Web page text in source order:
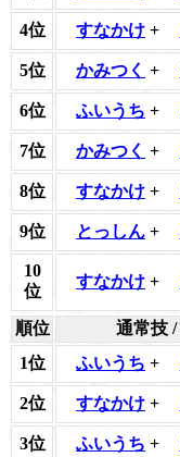
4位 すなかけ +
5位 かみつく +
6位 ふいうち +
7位 かみつく +
8位 すなかけ +
9位 とっしん +
10
位
すなかけ +
順位 通常技
1位
ふいうち +
2位 すなかけ +
3位 ふいうち +